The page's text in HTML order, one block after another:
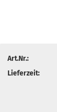
Art.Nr.:
Lieferzeit: